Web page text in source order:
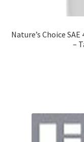
Nature’s Choice
–